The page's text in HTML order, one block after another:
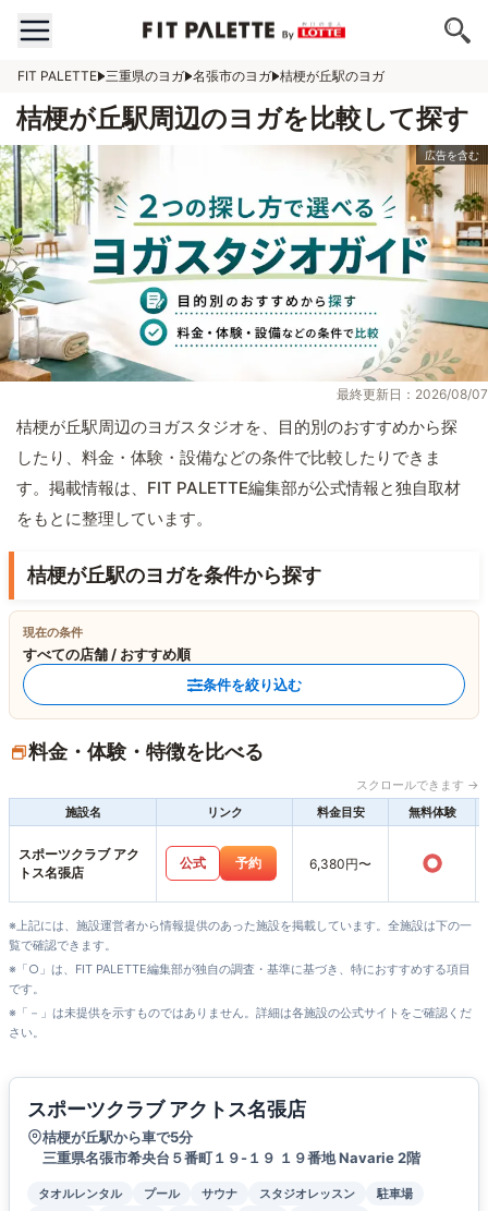
FIT PALETTE 三重県のヨガ 名張市のヨガ 桔梗が丘駅のヨガ
桔梗が丘駅周辺のヨガを比較して探す
最終更新日：2026/08/07
桔梗が丘駅周辺のヨガスタジオを、目的別のおすすめから探
したり、料金・体験・設備などの条件で比較したりできま
す。掲載情報は、FIT PALETTE編集部が公式情報と独自取材
をもとに整理しています。
桔梗が丘駅のヨガを条件から探す
現在の条件
すべての店舗 / おすすめ順
条件を絞り込む
料金・体験・特徴を比べる
スクロールできます →
施設名
リンク 料金目安 無料体験
スポーツクラブ アク
トス名張店
公式 予約 6,380円〜 ○
※上記には、施設運営者から情報提供のあった施設を掲載しています。全施設は下の一
覧で確認できます。
※「○」は、FIT PALETTE編集部が独自の調査・基準に基づき、特におすすめする項目
です。
※「－」は未提供を示すものではありません。詳細は各施設の公式サイトをご確認くだ
さい。
スポーツクラブ アクトス名張店
桔梗が丘駅から車で5分
三重県名張市希央台５番町１９-１９ １９番地 Navarie 2階
タオルレンタル プール サウナ スタジオレッスン
駐車場